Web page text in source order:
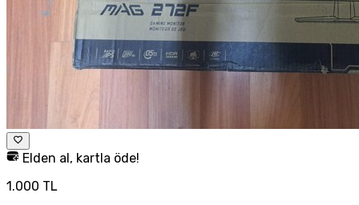
Elden al, kartla öde!
1.000 TL